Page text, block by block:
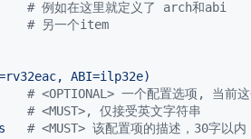
# 例如在这里就定义了 arch和abi
# 另一个item
ABI=ilp32e)
# <OPTIONAL> 一个配置选项, 当前
# <MUST>, 仅接受英文字符串
# <MUST> 该配置项的描述，30字以内